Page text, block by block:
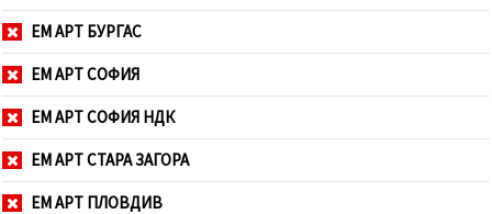
ЕМ АРТ БУРГАС
ЕМ АРТ СОФИЯ
ЕМ АРТ СОФИЯ НДК
ЕМ АРТ СТАРА ЗАГОРА
ЕМ АРТ ПЛОВДИВ